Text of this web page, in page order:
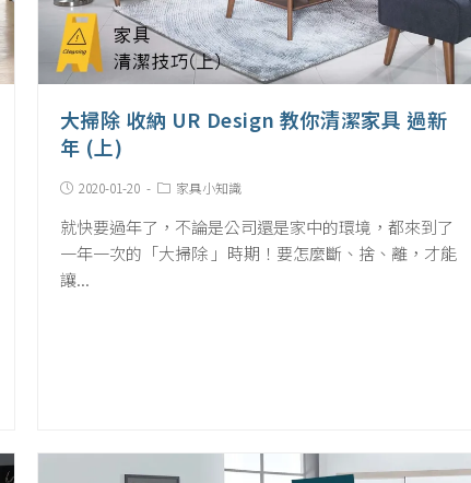
大掃除 收納 UR Design 教你清潔家具 過新
年 (上)
Post2020-01-20
Post家具小知識
就快要過年了，不論是公司還是家中的環境，都來到了
一年一次的「大掃除 」時期！要怎麼斷、捨、離，才能
讓...